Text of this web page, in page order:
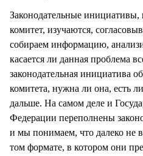
Законодательные
комитет, изучаются,
собираем информацию,
касается ли данная проблема
законодательная инициатива
комитета, нужна ли она, есть
дальше. На самом деле и
Федерации переполнены
и мы понимаем, что далеко не
том формате, в котором они